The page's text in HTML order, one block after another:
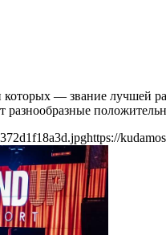
— звание лучшей
разнообразные
https://